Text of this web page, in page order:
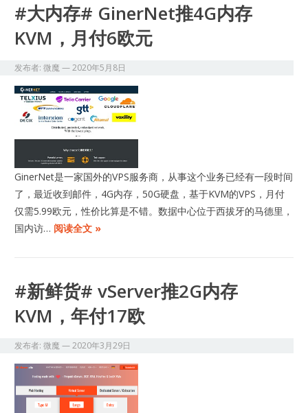
#大内存# GinerNet推4G内存
KVM，月付6欧元
发布者:微魔—2020年5月8日
GinerNet是一家国外的VPS服务商，从事这个业务已经有一段时间
了，最近收到邮件，4G内存，50G硬盘，基于KVM的VPS，月付
仅需5.99欧元，性价比算是不错。数据中心位于西拔牙的马德里，
国内访… 阅读全文 »
#新鲜货# vServer推2G内存
KVM，年付17欧
发布者:微魔—2020年3月29日